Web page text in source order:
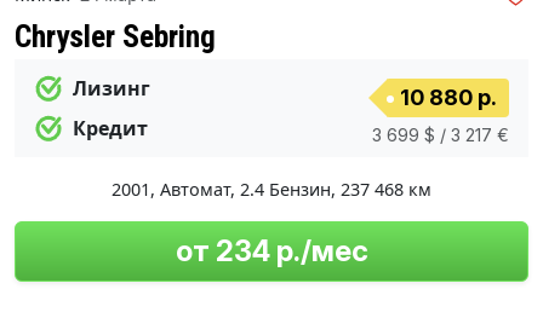
Chrysler Sebring
Лизинг
Кредит
10 880 р.
3 699 $ / 3 217 €
2001, Автомат, 2.4 Бензин, 237 468 км
от 234 р./мес